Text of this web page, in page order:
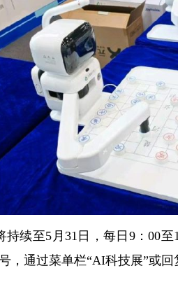
持续至5月31日，每日9：00
，通过菜单栏“AI科技展”或回